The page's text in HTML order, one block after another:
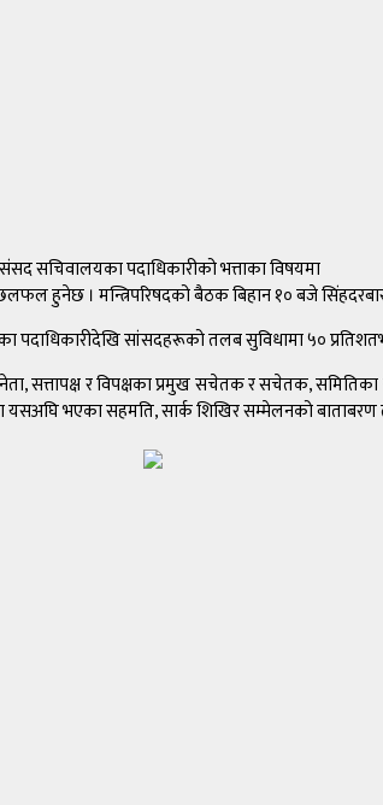
सचिवालयका पदाधिकारीको भत्ताका विषयमा
हुनेछ । मन्त्रिपरिषदको बैठक बिहान १० बजे
सांसदहरूको तलब सुविधामा ५०
सत्तापक्ष र विपक्षका प्रमुख सचेतक र सचेतक,
भएका सहमति, सार्क शिखिर सम्मेलनको